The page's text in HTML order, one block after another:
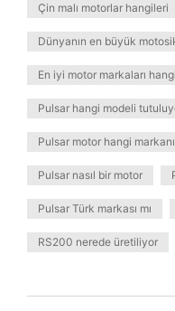
Çin malı motorlar hangileri
Dünyanın en büyük
En iyi motor markaları
Pulsar hangi modeli
Pulsar motor hangi
Pulsar nasıl bir motor
Pulsar Türk markası mı
RS200 nerede üretiliyor